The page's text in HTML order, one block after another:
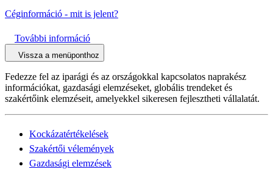
Céginformáció - mit is jelent?
További információ
Vissza a menüponthoz
Fedezze fel az iparági és az országokkal kapcsolatos naprakész
információkat, gazdasági elemzéseket, globális trendeket és
szakértőink elemzéseit, amelyekkel sikeresen fejlesztheti vállalatát.
Kockázatértékelések
Szakértői vélemények
Gazdasági elemzések